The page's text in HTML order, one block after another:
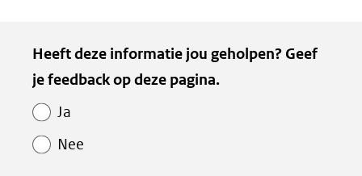
l
e
l
e
l
e
z
e
Kopie
van
Paginawaardering
Heeft deze informatie jou geholpen? Geef
je feedback op deze pagina.
Ja
Nee